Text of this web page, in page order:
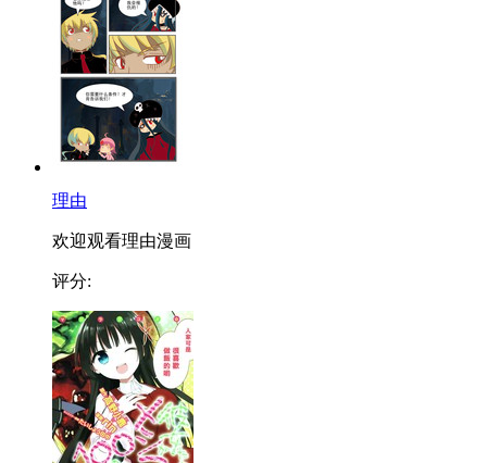
理由
欢迎观看理由漫画
评分: